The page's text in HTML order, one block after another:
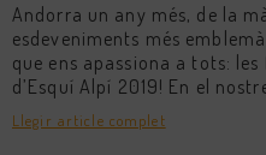
Andorra un any més, de la
esdeveniments més
que ens apassiona a tots:
d’Esquí Alpí 2019! En el
Llegir article complet